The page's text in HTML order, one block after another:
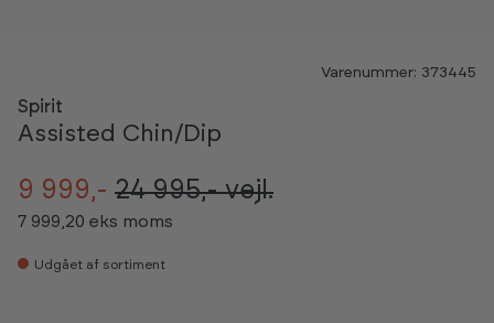
Varenummer: 373445
Spirit
Assisted Chin/Dip
9 999,- 24 995,-vejl.
7 999,20 eks moms
Udgået af sortiment